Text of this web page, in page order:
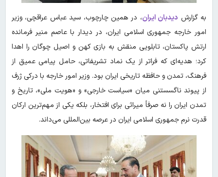
به گزارش دیدبان ایران، در همین چارچوب، سید عباس عراقچی، وزیر
امور خارجه جمهوری اسلامی ایران، در دیدار با عاصم منیر فرمانده
ارتش پاکستان، تابلویی منقش به بازی کهن و اصیل چوگان را اهدا
کرد؛ هدیه‌ای که فراتر از یک نماد تشریفاتی، حامل پیامی عمیق از
فرهنگ، تمدن و حافظه تاریخی ایران بود. وزیر امور خارجه با درکی ژرف
از پیوند ناگسستنی میان «سیاست خارجی» و «هویت ملی»، تاریخ و
تمدن ایران را نه صرفاً میراثی برای افتخار، بلکه یکی از مهم‌ترین ارکان
قدرت نرم جمهوری اسلامی ایران در عرصه بین‌المللی می‌داند.